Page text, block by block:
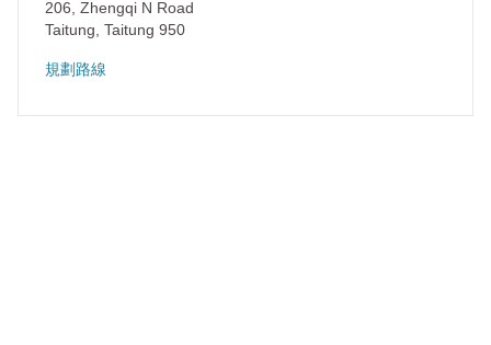
206, Zhengqi N Road
Taitung Taitung 950
規劃路線